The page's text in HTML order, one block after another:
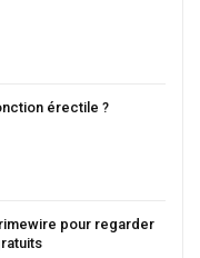
érectile ?
pour regarder